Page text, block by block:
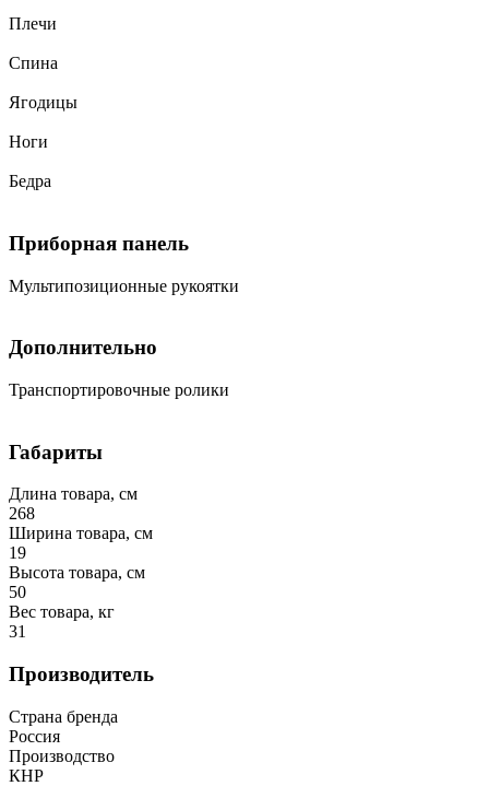
Плечи
Спина
Ягодицы
Ноги
Бедра
Приборная панель
Мультипозиционные рукоятки
Дополнительно
Транспортировочные ролики
Габариты
Длина товара, см
268
Ширина товара, см
19
Высота товара, см
50
Вес товара, кг
31
Производитель
Страна бренда
Россия
Производство
КНР